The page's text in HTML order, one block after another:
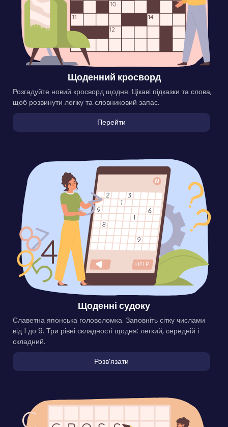
Щоденний кросворд
Розгадуйте новий кросворд щодня. Цікаві підказки та слова,
щоб розвинути логіку та словниковий запас.
Перейти
Щоденні судоку
Славетна японська головоломка. Заповніть сітку числами
від 1 до 9. Три рівні складності щодня: легкий, середній і
складний.
Розвʼязати